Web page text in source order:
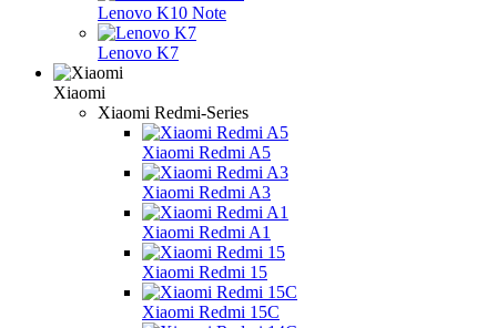
Lenovo K10 Note
Lenovo K7
Xiaomi
Xiaomi Redmi-Series
Xiaomi Redmi A5
Xiaomi Redmi A3
Xiaomi Redmi A1
Xiaomi Redmi 15
Xiaomi Redmi 15C